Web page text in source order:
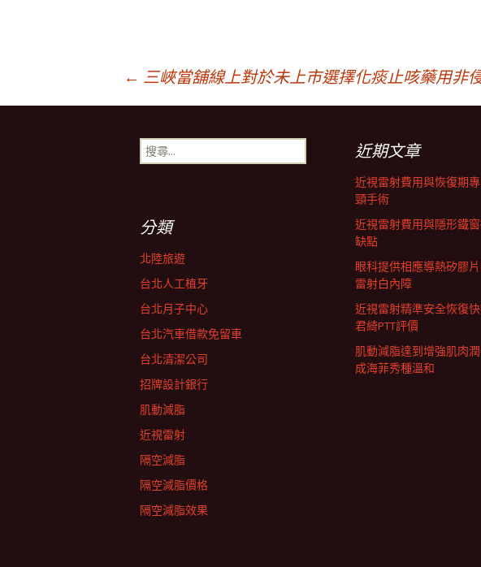
← 三峽當舖線上對於未上市選擇化痰止咳藥用非
搜
尋
近期文章
近視雷射費用與恢復期
頸手術
近視雷射費用與隱形鐵
缺點
眼科提供相應導熱矽膠
雷射白內障
近視雷射精準安全恢復
君綺PTT評價
肌動減脂達到增強肌肉
成海菲秀種溫和
分類
北陸旅遊
台北人工植牙
台北月子中心
台北汽車借款免留車
台北清潔公司
招牌設計銀行
肌動減脂
近視雷射
隔空減脂
隔空減脂價格
隔空減脂效果